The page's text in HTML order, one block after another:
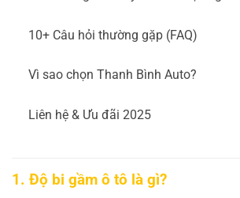
10+ Câu hỏi thường gặp (FAQ)
Vì sao chọn Thanh Bình Auto?
Liên hệ & Ưu đãi 2025
1. Độ bi gầm ô tô là gì?